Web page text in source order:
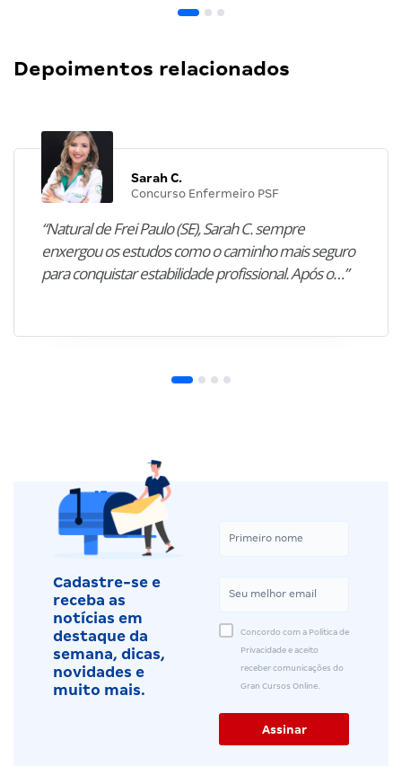
Depoimentos relacionados
Sarah C.
Concurso Enfermeiro PSF
“Natural de Frei Paulo (SE), Sarah C. sempre
enxergou os estudos como o caminho mais seguro
para conquistar estabilidade profissional. Após o…”
Cadastre-se e
receba as
notícias em
destaque da
semana, dicas,
novidades e
muito mais.
Concordo com a Política de
Privacidade e aceito
receber comunicações do
Gran Cursos Online.